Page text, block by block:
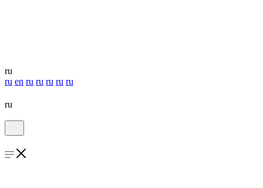
ru
ru en ru ru ru ru ru
ru